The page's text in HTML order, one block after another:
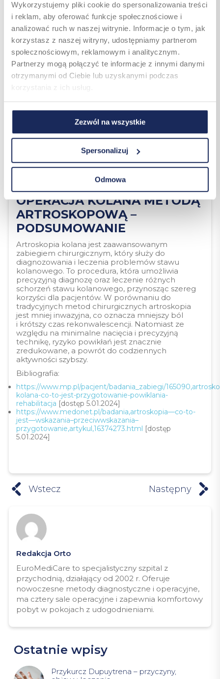
Wykorzystujemy pliki cookie do spersonalizowania treści
i reklam, aby oferować funkcje społecznościowe i
analizować ruch w naszej witrynie. Informacje o tym, jak
korzystasz z naszej witryny, udostępniamy partnerom
społecznościowym, reklamowym i analitycznym.
Partnerzy mogą połączyć te informacje z innymi danymi
otrzymanymi od Ciebie lub uzyskanymi podczas
korzystania z ich usług.
Zezwól na wszystkie
Spersonalizuj
Odmowa
ćwiczenia równoważne i koordynacyjne.
Bardzo ważne jest, aby ściśle przestrzegać
zaleceń lekarza i fizjoterapeuty zarówno
w zakresie odpoczynku, jak i wykonywania
ćwiczeń rehabilitacyjnych. Należy unikać
nadmiernego obciążenia operowanego kolana
w początkowej fazie rekonwalescencji.
OPERACJA KOLANA METODĄ
ARTROSKOPOWĄ –
PODSUMOWANIE
Artroskopia kolana jest zaawansowanym
zabiegiem chirurgicznym, który służy do
diagnozowania i leczenia problemów stawu
kolanowego. To procedura, która umożliwia
precyzyjną diagnozę oraz leczenie różnych
schorzeń stawu kolanowego, przynosząc szereg
korzyści dla pacjentów. W porównaniu do
tradycyjnych metod chirurgicznych artroskopia
jest mniej inwazyjna, co oznacza mniejszy ból
i krótszy czas rekonwalescencji. Natomiast ze
względu na minimalne nacięcia i precyzyjną
technikę, ryzyko powikłań jest znacznie
zredukowane, a powrót do codziennych
aktywności szybszy.
Bibliografia:
https://www.mp.pl/pacjent/badania_zabiegi/
kolana-co-to-jest-przygotowanie-powiklania-
rehabilitacja [dostęp 5.01.2024]
https://www.medonet.pl/badania,artroskopia—co-to-
jest—wskazania–przeciwwskazania–
przygotowanie,artykul,16374273.html [dostęp
5.01.2024]
Wstecz Następny
Redakcja Orto
EuroMediCare to specjalistyczny szpital z
przychodnią, działający od 2002 r. Oferuje
nowoczesne metody diagnostyczne i operacyjne,
ma cztery sale operacyjne i zapewnia komfortowy
pobyt w pokojach z udogodnieniami.
Ostatnie wpisy
Przykurcz Dupuytrena – przyczyny,